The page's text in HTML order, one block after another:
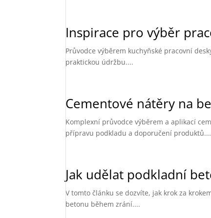
Inspirace pro výběr
Průvodce výběrem kuchyňské pracovní
praktickou údržbu....
Cementové nátěry na
Komplexní průvodce výběrem a aplikací
přípravu podkladu a doporučení produktů....
Jak udělat podkladní
V tomto článku se dozvíte, jak krok za
betonu během zrání....